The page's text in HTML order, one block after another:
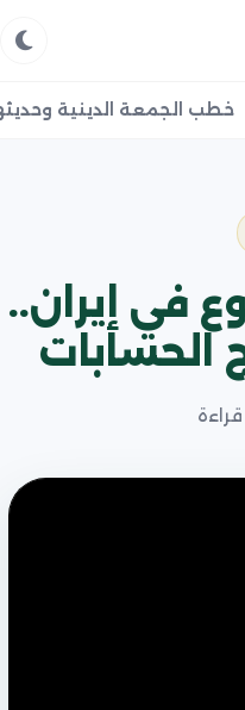
خطب الجمعة الدينية
في إيران..
الحسابات